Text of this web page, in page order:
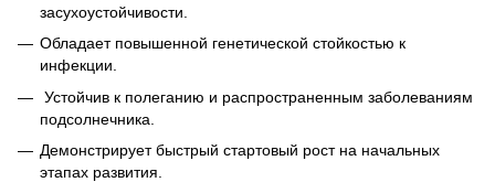
засухоустойчивости.
Обладает повышенной генетической стойкостью к
инфекции.
Устойчив к полеганию и распространенным заболеваниям
подсолнечника.
Демонстрирует быстрый стартовый рост на начальных
этапах развития.